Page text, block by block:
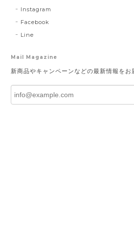
Instagram
Facebook
Line
Mail Magazine
新商品やキャンペーンなどの最新情報をお